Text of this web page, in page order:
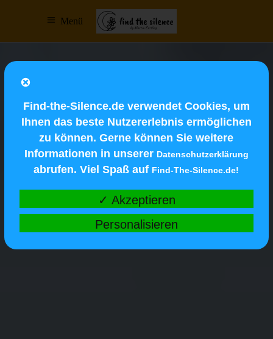
Menü
Find-the-Silence.de verwendet Cookies, um
Ihnen das beste Nutzererlebnis ermöglichen
zu können. Gerne können Sie weitere
Informationen in unserer Datenschutzerklärung
abrufen. Viel Spaß auf Find-The-Silence.de!
✓ Akzeptieren
Personalisieren